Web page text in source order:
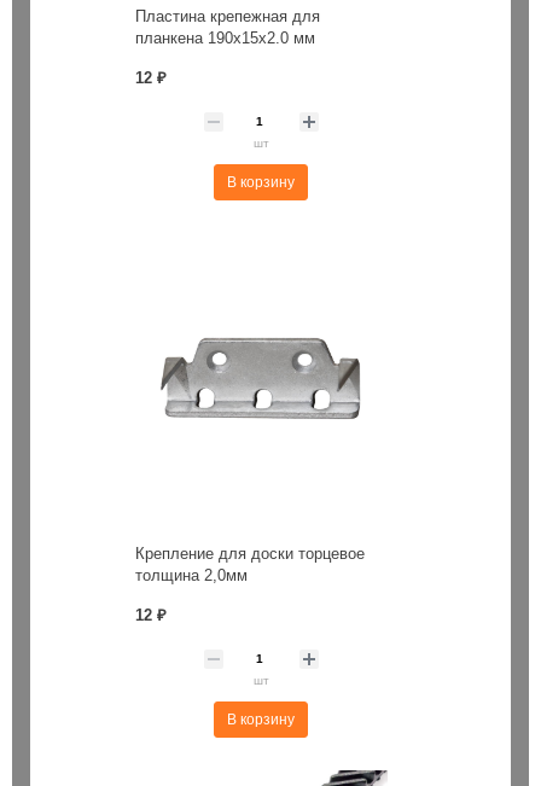
Пластина крепежная для
планкена 190х15х2.0 мм
12 ₽
шт
В корзину
Крепление для доски торцевое
толщина 2,0мм
12 ₽
шт
В корзину